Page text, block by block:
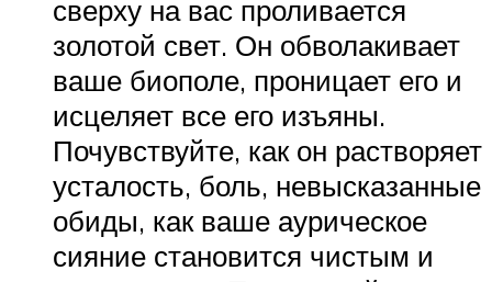
сверху на вас проливается
золотой свет. Он обволакивает
ваше биополе, проницает его и
исцеляет все его изъяны.
Почувствуйте, как он растворяет
усталость, боль, невысказанные
обиды, как ваше аурическое
сияние становится чистым и